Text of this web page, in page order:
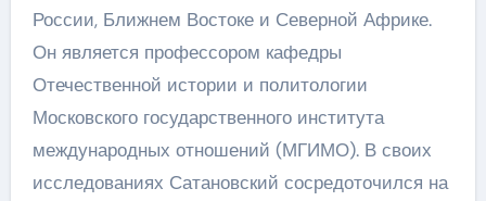
России, Ближнем Востоке и Северной Африке.
Он является профессором кафедры
Отечественной истории и политологии
Московского государственного института
международных отношений (МГИМО). В своих
исследованиях Сатановский сосредоточился на